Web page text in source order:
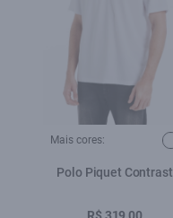
Mais cores:
Polo Piquet Contrast
R$ 319,00